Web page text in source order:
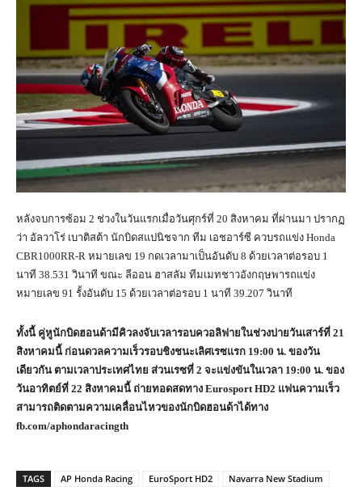
หลังจบการซ้อม 2 ช่วงในวันแรกเมื่อวันศุกร์ที่ 20 สิงหาคม ที่ผ่านมา ปรากฏ
ว่า อัลวาโร่ เบาติสต้า นักบิดสแปนิชจาก ทีม เอชอาร์ซี ควบรถแข่ง Honda
CBR1000RR-R หมายเลข 19 กดเวลามาเป็นอันดับ 8 ด้วยเวลาต่อรอบ 1
นาที 38.531 วินาที ขณะ ลีออน ฮาสลัม ทีมเมทชาวอังกฤษพารถแข่ง
หมายเลข 91 รั้งอันดับ 15 ด้วยเวลาต่อรอบ 1 นาที 39.207 วินาที
ทั้งนี้ คู่หูนักบิดฮอนด้ามีคิวลงจับเวลารอบควอลิฟายในช่วงบ่ายวันเสาร์ที่ 21
สิงหาคมนี้ ก่อนดวลความเร็วรอบชิงชนะเลิศเรซแรก 19:00 น. ของวัน
เดียวกัน ตามเวลาประเทศไทย ส่วนเรซที่ 2 จะแข่งขันในเวลา 19:00 น. ของ
วันอาทิตย์ที่ 22 สิงหาคมนี้ ถ่ายทอดสดทาง Eurosport HD2 แฟนความเร็ว
สามารถติดตามความเคลื่อนไหวของนักบิดฮอนด้าได้ทาง
fb.com/aphondaracingth
TAGS AP Honda Racing EuroSport HD2 Navarra New Stadium